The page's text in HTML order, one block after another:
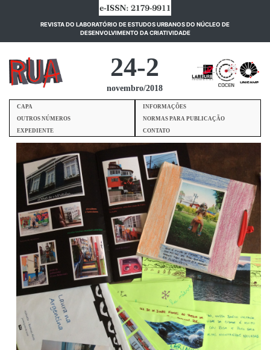
REVISTA DO LABORATÓRIO DE ESTUDOS URBANOS DO NÚCLEO DE
DESENVOLVIMENTO DA CRIATIVIDADE(current)
24-2
novembro/2018
CAPA
INFORMAÇÕES
OUTROS NÚMEROS
NORMAS PARA PUBLICAÇÃO
EXPEDIENTE
CONTATO